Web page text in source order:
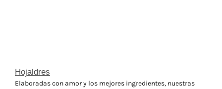
Hojaldres
Elaboradas con amor y los mejores ingredientes, nuestras